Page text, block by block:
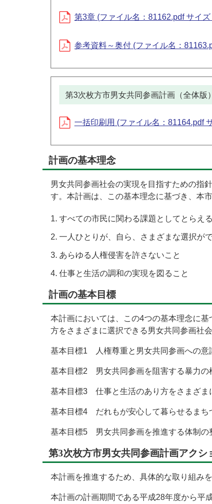
第3章 (ファイル名：81162.pdf サイ
参考資料～奥付 (ファイル名：
第3次枚方市男女共同参画計画（全体版）
一括印刷用 (ファイル名：81164.pdf
計画の基本理念
男女共同参画社会の実現を目指すための指
す。本計画は、この基本理念に基づき、本
すべての市民に関わる課題としてとらえ
一人ひとりが、自ら、さまざまな選択が
あらゆる人権侵害を許さないこと
仕事と生活の調和の実現を図ること
計画の基本目標
本計画においては、この4つの基本理念に
方をさまざまに選択できる男女共同参画社
基本目標1 人権尊重と男女共同参画への意
基本目標2 男女共同参画を阻害する暴力の
基本目標3 仕事と生活のあり方をさまざま
基本目標4 だれもが安心して暮らせるまち
基本目標5 男女共同参画を推進する体制の
第3次枚方市男女共同参画計画アクシ
本計画を推進するため、具体的な取り組み
本計画の計画期間である平成28年度から平